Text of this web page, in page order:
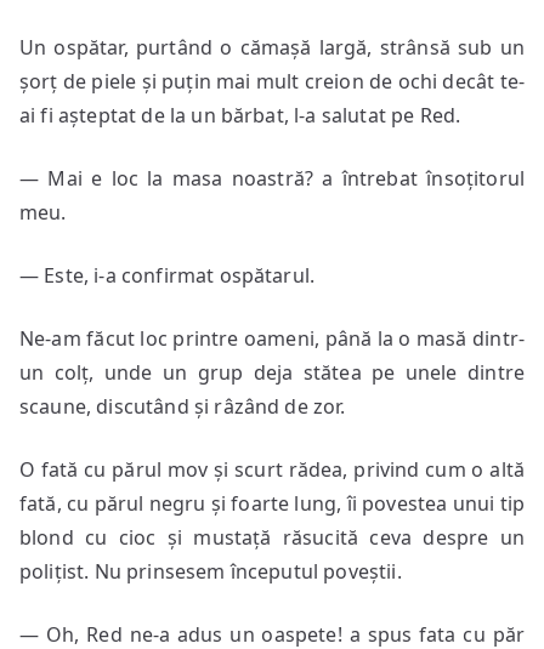
Un ospătar, purtând o cămașă largă, strânsă sub un
șorț de piele și puțin mai mult creion de ochi decât te-
ai fi așteptat de la un bărbat, l-a salutat pe Red.
— Mai e loc la masa noastră? a întrebat însoțitorul
meu.
— Este, i-a confirmat ospătarul.
Ne-am făcut loc printre oameni, până la o masă dintr-
un colț, unde un grup deja stătea pe unele dintre
scaune, discutând și râzând de zor.
O fată cu părul mov și scurt rădea, privind cum o altă
fată, cu părul negru și foarte lung, îi povestea unui tip
blond cu cioc și mustață răsucită ceva despre un
polițist. Nu prinsesem începutul poveștii.
— Oh, Red ne-a adus un oaspete! a spus fata cu păr